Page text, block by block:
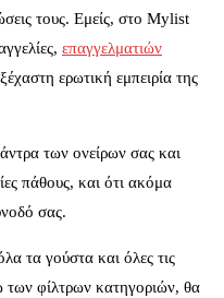
τους. Εμείς, στο Mylist
επαγγελματιών
ερωτική εμπειρία της
των ονείρων σας και
πάθους, και ότι ακόμα
σας.
τα γούστα και όλες τις
φίλτρων κατηγοριών, θα